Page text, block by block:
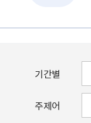
기간별
주제어